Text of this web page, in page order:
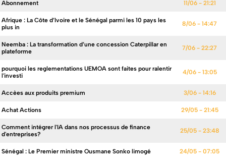
Abonnement 11/06 - 21:21
Afrique : La Côte d’Ivoire et le Sénégal parmi les 10 pays les
plus in
8/06 - 14:47
Neemba : La transformation d’une concession Caterpillar en
plateforme
7/06 - 22:27
pourquoi les reglementations UEMOA sont faites pour ralentir
l'investi
4/06 - 13:05
Accèes aux produits premium 3/06 - 14:16
Achat Actions 29/05 - 21:45
Comment intégrer l'IA dans nos processus de finance
d'entreprises?
25/05 - 23:48
Sénégal : Le Premier ministre Ousmane Sonko limogé 24/05 - 07:05